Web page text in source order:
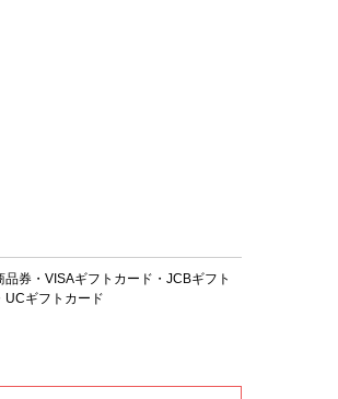
品券・VISAギフトカード・JCBギフト
UCギフトカード